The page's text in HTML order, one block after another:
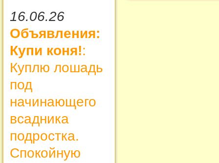
16.06.26
Объявления:
Купи коня!:
Куплю лошадь
под
начинающего
всадника
подростка.
Спокойную